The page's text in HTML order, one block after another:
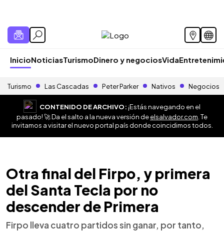
InicioNoticiasTurismoDinero y negociosVida
Turismo Las Cascadas Peter Parker Nativos Negocios
CONTENIDO DE ARCHIVO:¡Estás navegando en el
pasado! 🚀 Da el salto a la nueva versión deelsalvador.com . Te
invitamos a visitar el nuevo portal país donde coincidimos todos.
Otra final del Firpo, y primera
del Santa Tecla por no
descender de Primera
Firpo lleva cuatro partidos sin ganar, por tanto,